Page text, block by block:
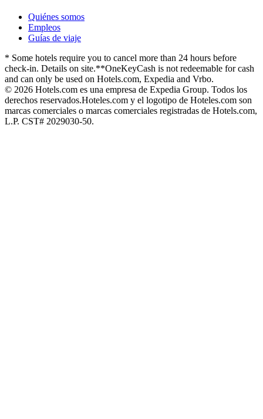
Quiénes somos
Empleos
Guías de viaje
* Some hotels require you to cancel more than 24 hours before
check-in. Details on site.**OneKeyCash is not redeemable for cash
and can only be used on Hotels.com, Expedia and Vrbo.
© 2026 Hotels.com es una empresa de Expedia Group. Todos los
derechos reservados.Hoteles.com y el logotipo de Hoteles.com son
marcas comerciales o marcas comerciales registradas de Hotels.com,
L.P. CST# 2029030-50.